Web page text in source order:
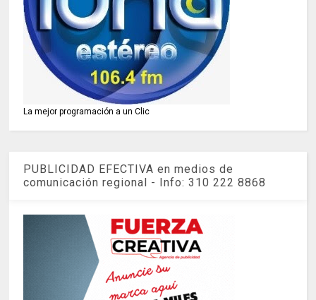
La mejor programación a un Clic
PUBLICIDAD EFECTIVA en medios de
comunicación regional - Info: 310 222 8868